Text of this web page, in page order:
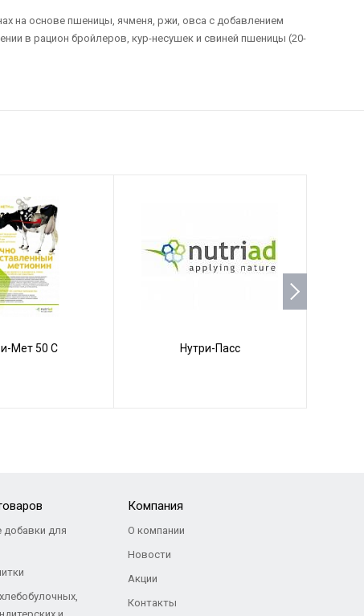
на основе пшеницы, ячменя, ржи, овса с добавлением
в рацион бройлеров, кур-несушек и свиней пшеницы (20-
Мет 50 С Нутри-Пасс
для
Компания
О компании
Новости
Акции
Контакты